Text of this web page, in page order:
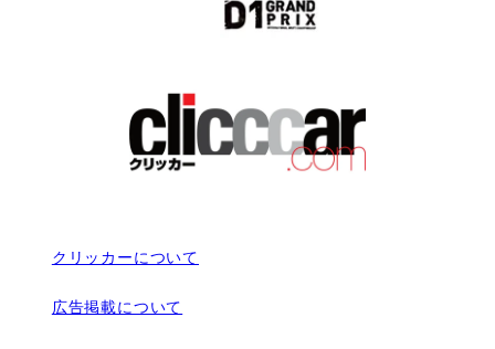
クリッカーについて
広告掲載について